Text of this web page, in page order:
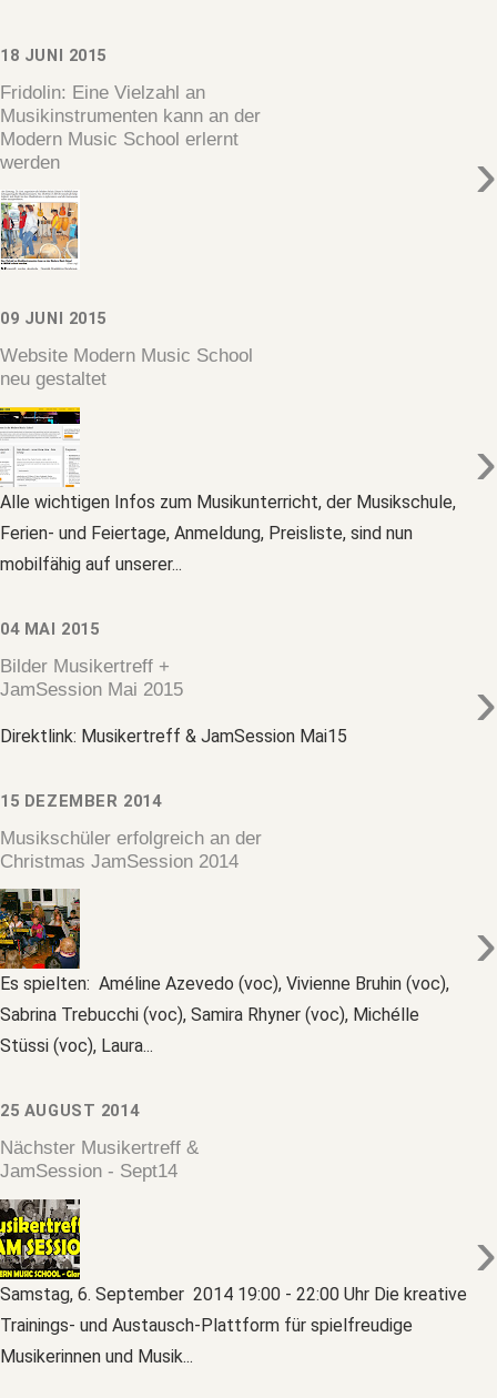
18 JUNI 2015
Fridolin: Eine Vielzahl an
Musikinstrumenten kann an der
Modern Music School erlernt
werden
›
09 JUNI 2015
Website Modern Music School
neu gestaltet
›
Alle wichtigen Infos zum Musikunterricht, der Musikschule,
Ferien- und Feiertage, Anmeldung, Preisliste, sind nun
mobilfähig auf unserer...
04 MAI 2015
Bilder Musikertreff +
JamSession Mai 2015
›
Direktlink: Musikertreff & JamSession Mai15
15 DEZEMBER 2014
Musikschüler erfolgreich an der
Christmas JamSession 2014
›
Es spielten: Améline Azevedo (voc), Vivienne Bruhin (voc),
Sabrina Trebucchi (voc), Samira Rhyner (voc), Michélle
Stüssi (voc), Laura...
25 AUGUST 2014
Nächster Musikertreff &
JamSession - Sept14
›
Samstag, 6. September 2014 19:00 - 22:00 Uhr Die kreative
Trainings- und Austausch-Plattform für spielfreudige
Musikerinnen und Musik...